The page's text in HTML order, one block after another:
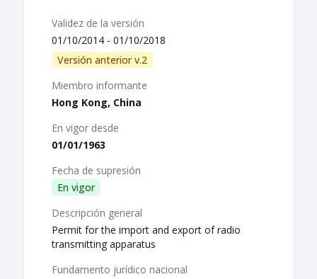
Validez de la versión
01/10/2014 - 01/10/2018
Versión anterior v.2
Miembro informante
Hong Kong, China
En vigor desde
01/01/1963
Fecha de supresión
En vigor
Descripción general
Permit for the import and export of radio
transmitting apparatus
Fundamento jurídico nacional